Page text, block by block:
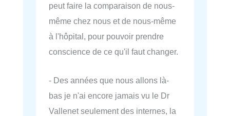
peut faire la comparaison de nous-
même chez nous et de nous-même
à l'hôpital, pour pouvoir prendre
conscience de ce qu'il faut changer.
- Des années que nous allons là-
bas je n'ai encore jamais vu le Dr
Vallenet seulement des internes, la